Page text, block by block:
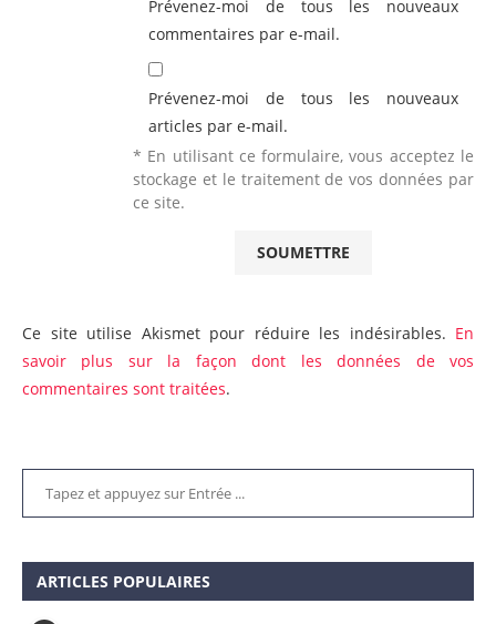
Prévenez-moi de tous les nouveaux
commentaires par e-mail.
Prévenez-moi de tous les nouveaux
articles par e-mail.
* En utilisant ce formulaire, vous acceptez le
stockage et le traitement de vos données par
ce site.
Ce site utilise Akismet pour réduire les indésirables. En
savoir plus sur la façon dont les données de vos
commentaires sont traitées.
ARTICLES POPULAIRES